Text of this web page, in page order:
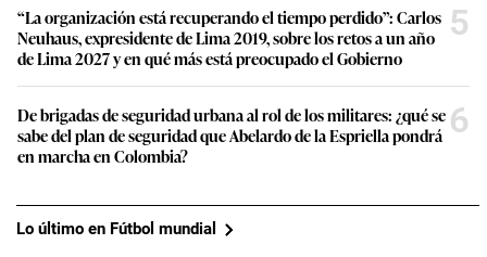
“La organización está recuperando el tiempo perdido”: Carlos
Neuhaus, expresidente de Lima 2019, sobre los retos a un año
de Lima 2027 y en qué más está preocupado el Gobierno
5
De brigadas de seguridad urbana al rol de los militares: ¿qué se
sabe del plan de seguridad que Abelardo de la Espriella pondrá
en marcha en Colombia?
6
Lo último en Fútbol mundial